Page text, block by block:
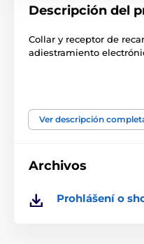
Descripción del
Collar y receptor de
adiestramiento
adquiridos en otro
problemas para
previo aviso. Las
carácter ilustrativo.
Ver descripción
Archivos
Prohlášení o